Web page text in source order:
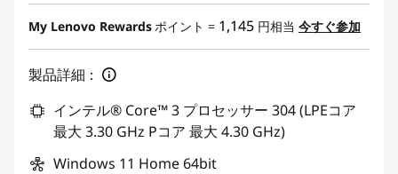
特別割引 :-¥125,950
My Lenovo Rewardsポイント = 1,145 円相当 今すぐ参加
製品詳細：
インテル® Core™ 3 プロセッサー 304 (LPEコア
最大 3.30 GHz Pコア 最大 4.30 GHz)
Windows 11 Home 64bit